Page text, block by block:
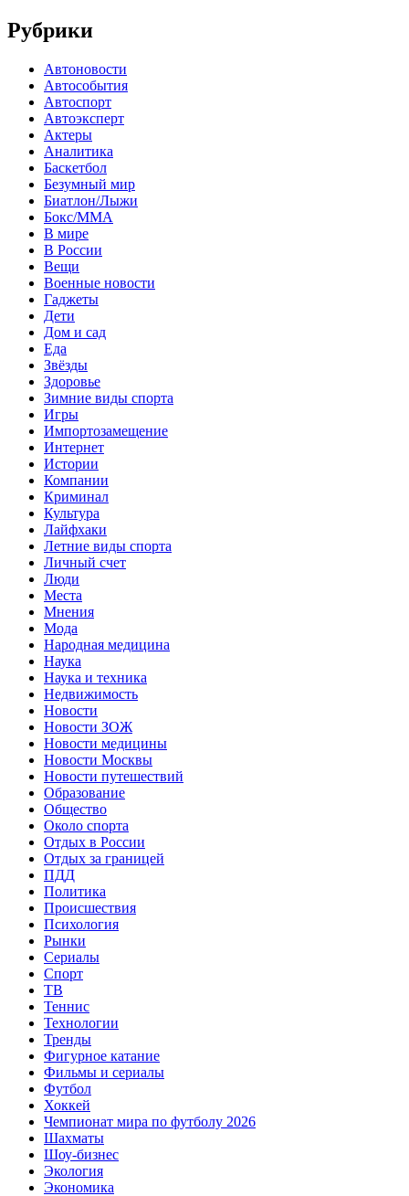
Рубрики
Автоновости
Автособытия
Автоспорт
Автоэксперт
Актеры
Аналитика
Баскетбол
Безумный мир
Биатлон/Лыжи
Бокс/MMA
В мире
В России
Вещи
Военные новости
Гаджеты
Дети
Дом и сад
Еда
Звёзды
Здоровье
Зимние виды спорта
Игры
Импортозамещение
Интернет
Истории
Компании
Криминал
Культура
Лайфхаки
Летние виды спорта
Личный счет
Люди
Места
Мнения
Мода
Народная медицина
Наука
Наука и техника
Недвижимость
Новости
Новости ЗОЖ
Новости медицины
Новости Москвы
Новости путешествий
Образование
Общество
Около спорта
Отдых в России
Отдых за границей
ПДД
Политика
Происшествия
Психология
Рынки
Сериалы
Спорт
ТВ
Теннис
Технологии
Тренды
Фигурное катание
Фильмы и сериалы
Футбол
Хоккей
Чемпионат мира по футболу 2026
Шахматы
Шоу-бизнес
Экология
Экономика